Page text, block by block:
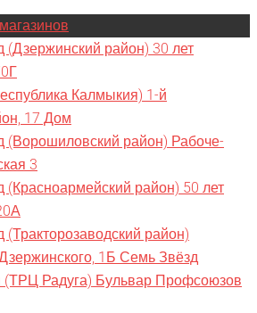
(Дзержинский район) 30 лет
Калмыкия) 1-й
17 Дом
(Ворошиловский район) Рабоче-
3
(Красноармейский район) 50 лет
(Тракторозаводский район)
1Б Семь Звёзд
(ТРЦ Радуга) Бульвар Профсоюзов